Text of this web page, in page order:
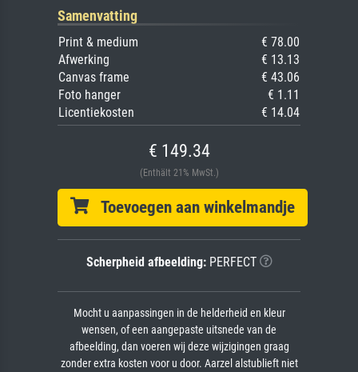
Samenvatting
Print & medium
€ 78.00
Afwerking
€ 13.13
Canvas frame
€ 43.06
Foto hanger
€ 1.11
Licentiekosten
€ 14.04
€ 149.34
(Enthält 21% MwSt.)
Toevoegen aan winkelmandje
Scherpheid afbeelding:PERFECT
Mocht u aanpassingen in de helderheid en kleur
wensen, of een aangepaste uitsnede van de
afbeelding, dan voeren wij deze wijzigingen graag
zonder extra kosten voor u door. Aarzel alstublieft niet